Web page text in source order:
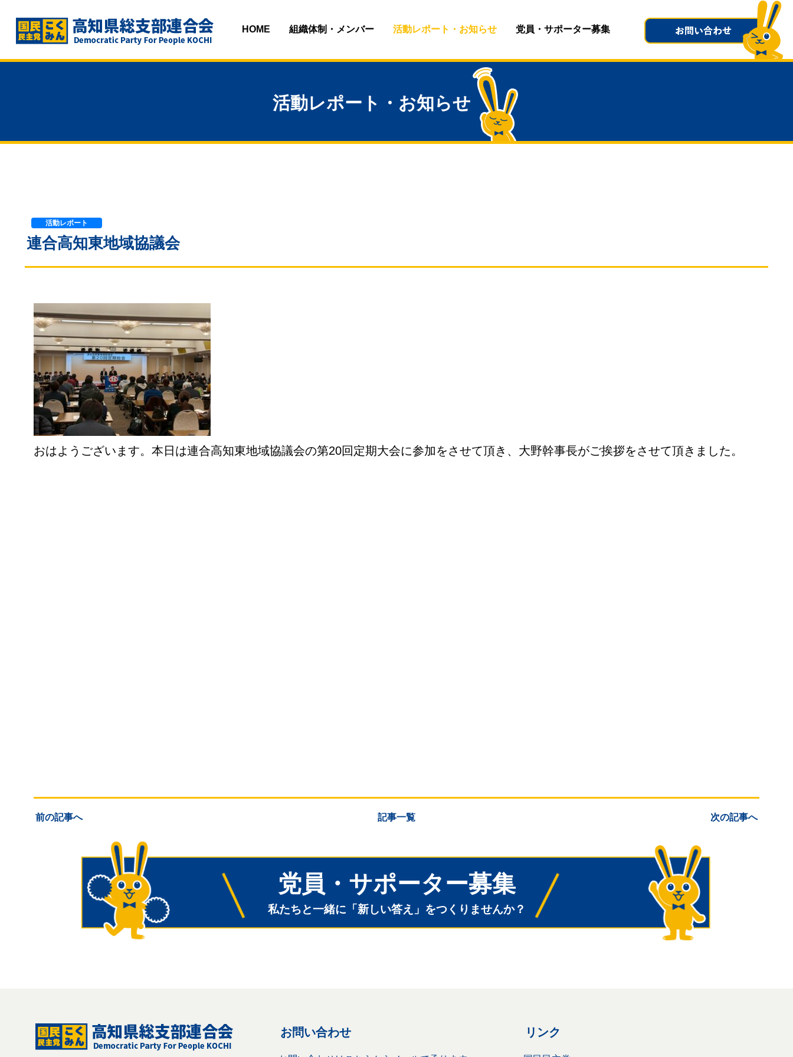
HOME 組織体制・メンバー 活動レポート・お知らせ 党員・サポーター募集
活動レポート・お知らせ
活動レポート
連合高知東地域協議会
おはようございます。本日は連合高知東地域協議会の第20回定期大会に参加をさせて頂き、大野幹事長がご挨拶をさせて頂きました。
前の記事へ 記事一覧 次の記事へ
党員・サポーター募集
私たちと一緒に「新しい答え」をつくりませんか？
お問い合わせ リンク